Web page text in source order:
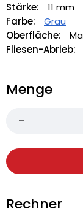
Stärke:
11 mm
Farbe:
Grau
Oberfläche:
Fliesen-Abrieb:
Menge
Rechner